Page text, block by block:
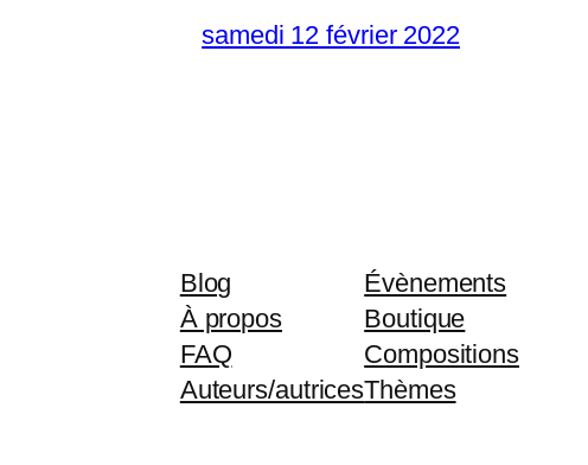
samedi 12 février 2022
Blog
À propos
FAQ
Auteurs/autrices
Évènements
Boutique
Compositions
Thèmes